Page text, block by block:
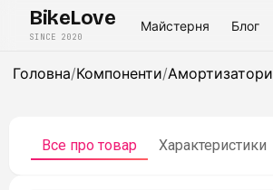
BikeLove
SINCE 2020
Майстерня Блог
Головна/Компоненти/Амортизатори
Все про товар Характеристики